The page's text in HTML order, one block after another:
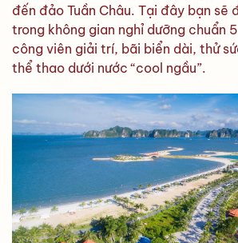
đến đảo Tuần Châu. Tại đây bạn sẽ
trong không gian nghỉ dưỡng chuẩn
công viên giải trí, bãi biển dài, thử
thể thao dưới nước “cool ngầu”.